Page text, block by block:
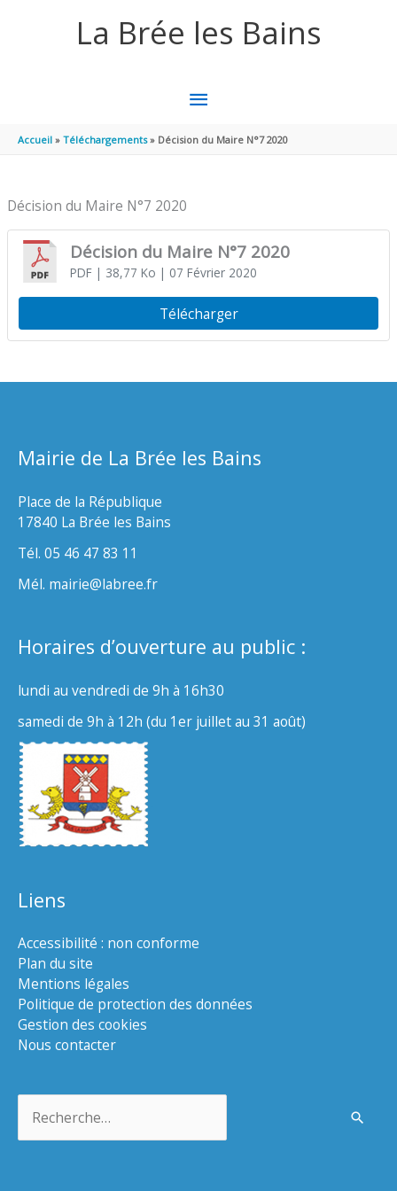
La Brée les Bains
MENU
PRINCIPAL
Accueil Téléchargements Décision du Maire N°7 2020
Décision du Maire N°7 2020
Décision du Maire N°7 2020
PDF| 38,77 Ko | 07 Février 2020
Télécharger
Mairie de La Brée les Bains
Place de la République
17840 La Brée les Bains
Tél. 05 46 47 83 11
Mél. mairie@labree.fr
Horaires d’ouverture au public :
lundi au vendredi de 9h à 16h30
samedi de 9h à 12h (du 1er juillet au 31 août)
Liens
Accessibilité : non conforme
Plan du site
Mentions légales
Politique de protection des données
Gestion des cookies
Nous contacter